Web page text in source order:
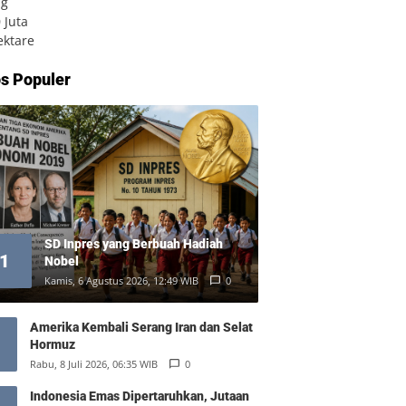
Populer
1
SD Inpres yang Berbuah Hadiah
Nobel
Kamis, 6 Agustus 2026, 12:49 WIB 0
Amerika Kembali Serang Iran dan Selat
Hormuz
Rabu, 8 Juli 2026, 06:35 WIB 0
Indonesia Emas Dipertaruhkan, Jutaan